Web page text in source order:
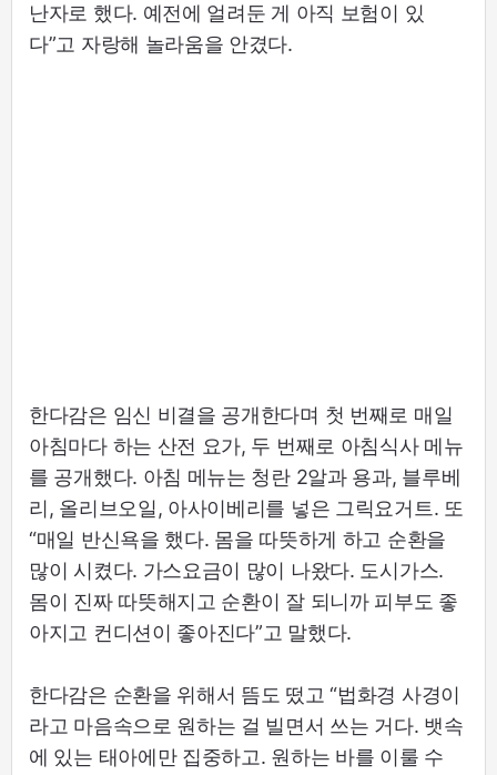
난자로 했다. 예전에 얼려둔 게 아직 보험이 있
다”고 자랑해 놀라움을 안겼다.
한다감은 임신 비결을 공개한다며 첫 번째로 매일
아침마다 하는 산전 요가, 두 번째로 아침식사 메뉴
를 공개했다. 아침 메뉴는 청란 2알과 용과, 블루베
리, 올리브오일, 아사이베리를 넣은 그릭요거트. 또
“매일 반신욕을 했다. 몸을 따뜻하게 하고 순환을
많이 시켰다. 가스요금이 많이 나왔다. 도시가스.
몸이 진짜 따뜻해지고 순환이 잘 되니까 피부도 좋
아지고 컨디션이 좋아진다”고 말했다.
한다감은 순환을 위해서 뜸도 떴고 “법화경 사경이
라고 마음속으로 원하는 걸 빌면서 쓰는 거다. 뱃속
에 있는 태아에만 집중하고. 원하는 바를 이룰 수